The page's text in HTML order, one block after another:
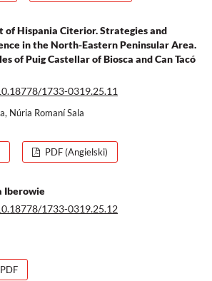
of Hispania Citerior. Strategies and
in the North-Eastern Peninsular Area.
of Puig Castellar of Biosca and Can Tacó
1733-0319.25.11
Núria Romaní Sala
PDF (Angielski)
Iberowie
1733-0319.25.12
PDF